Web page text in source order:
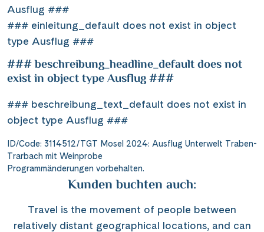
Ausflug ###
### einleitung_default does not exist in object
type Ausflug ###
### beschreibung_headline_default does not
exist in object type Ausflug ###
### beschreibung_text_default does not exist in
object type Ausflug ###
ID/Code: 3114512/TGT Mosel 2024: Ausflug Unterwelt Traben-
Trarbach mit Weinprobe
Programmänderungen vorbehalten.
Kunden buchten auch:
Travel is the movement of people between
relatively distant geographical locations, and can